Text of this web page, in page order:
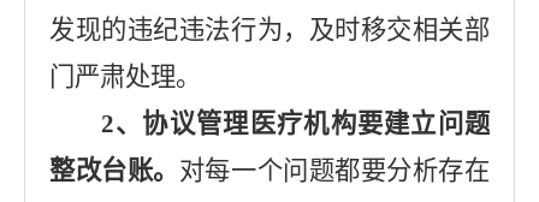
发现的违纪违法行为，及时移交相关部
门严肃处理。
2、协议管理医疗机构要建立问题
整改台账。 对每一个问题都要分析存在